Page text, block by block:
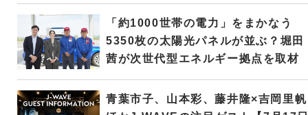
「約1000世帯の電力」をまかなう
5350枚の太陽光パネルが並ぶ？堀田
茜が次世代型エネルギー拠点を取材
青葉市子、山本彩、藤井隆×吉岡里帆